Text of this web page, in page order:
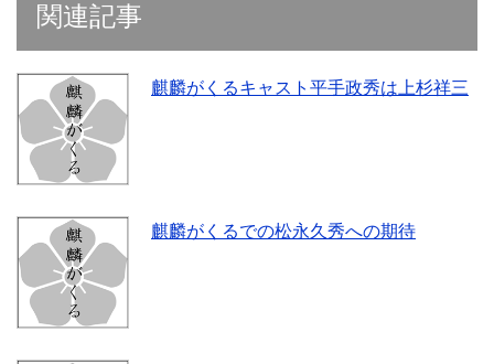
関連記事
麒麟がくるキャスト平手政秀は上杉祥三
麒麟がくるでの松永久秀への期待